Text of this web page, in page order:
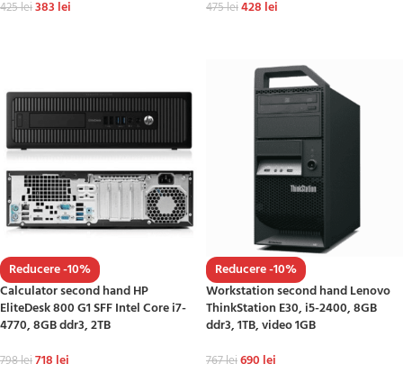
425lei383 lei 475lei428 lei
Reducere -10%
Calculator second hand HP
EliteDesk 800 G1 SFF Intel Core i7-
4770, 8GB ddr3, 2TB
798lei718 lei
Reducere -10%
Workstation second hand Lenovo
ThinkStation E30, i5-2400, 8GB
ddr3, 1TB, video 1GB
767lei690 lei